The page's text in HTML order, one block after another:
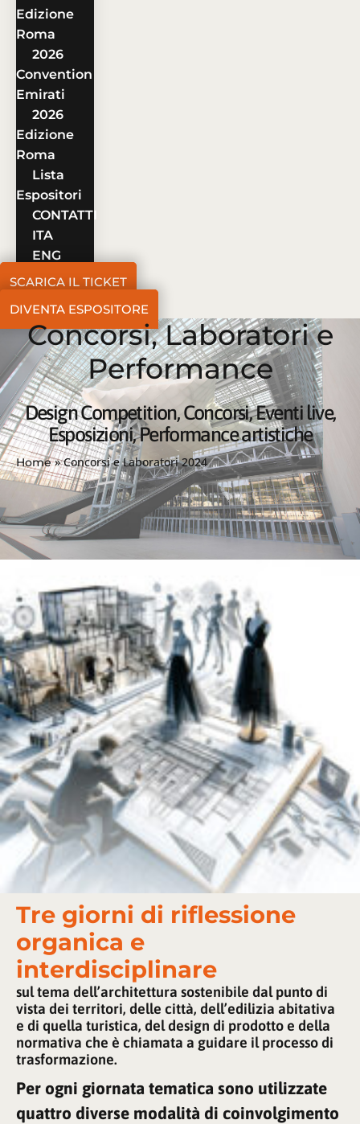
Edizione
Roma
2026
Convention
Emirati
2026
Edizione
Roma
Lista
Espositori
CONTATTI
ITA
ENG
SCARICA IL TICKET
DIVENTA ESPOSITORE
Concorsi, Laboratori e
Performance
Design Competition, Concorsi, Eventi live,
Esposizioni, Performance artistiche
Home»Concorsi e Laboratori 2024
Tre giorni di riflessione
organica e
interdisciplinare
sul tema dell’architettura sostenibile dal punto di
vista dei territori, delle città, dell’edilizia abitativa
e di quella turistica, del design di prodotto e della
normativa che è chiamata a guidare il processo di
trasformazione.
Per ogni giornata tematica sono utilizzate
quattro diverse modalità di coinvolgimento